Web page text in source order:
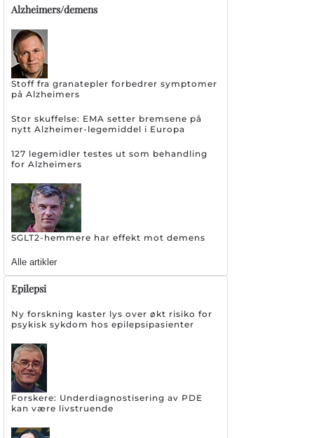
Alzheimers/demens
Stoff fra granatepler forbedrer symptomer
på Alzheimers
Stor skuffelse: EMA setter bremsene på
nytt Alzheimer-legemiddel i Europa
127 legemidler testes ut som behandling
for Alzheimers
SGLT2-hemmere har effekt mot demens
Alle artikler
Epilepsi
Ny forskning kaster lys over økt risiko for
psykisk sykdom hos epilepsipasienter
Forskere: Underdiagnostisering av PDE
kan være livstruende